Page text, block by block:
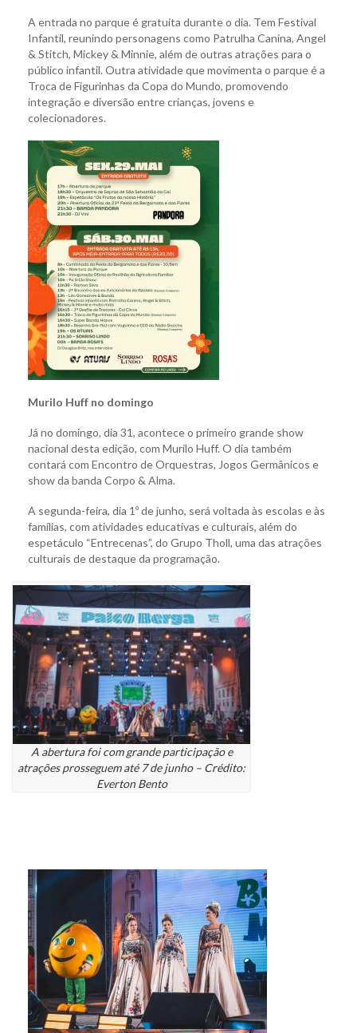
A entrada no parque é gratuita durante o dia. Tem Festival
Infantil, reunindo personagens como Patrulha Canina, Angel
& Stitch, Mickey & Minnie, além de outras atrações para o
público infantil. Outra atividade que movimenta o parque é a
Troca de Figurinhas da Copa do Mundo, promovendo
integração e diversão entre crianças, jovens e
colecionadores.
Murilo Huff no domingo
Já no domingo, dia 31, acontece o primeiro grande show
nacional desta edição, com Murilo Huff. O dia também
contará com Encontro de Orquestras, Jogos Germânicos e
show da banda Corpo & Alma.
A segunda-feira, dia 1º de junho, será voltada às escolas e às
famílias, com atividades educativas e culturais, além do
espetáculo “Entrecenas”, do Grupo Tholl, uma das atrações
culturais de destaque da programação.
A abertura foi com grande participação e
atrações prosseguem até 7 de junho – Crédito:
Everton Bento